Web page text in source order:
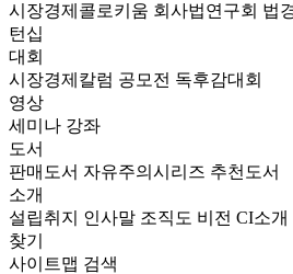
시장경제콜로키움 회사법연구회 법
턴십
대회
시장경제칼럼 공모전 독후감대회
영상
세미나 강좌
도서
판매도서 자유주의시리즈 추천도서
소개
설립취지 인사말 조직도 비전 CI소개
찾기
사이트맵 검색